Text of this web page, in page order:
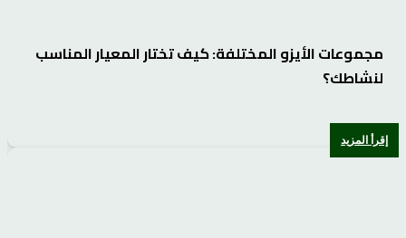
مجموعات الأيزو المختلفة: كيف تختار المعيار المناسب
لنشاطك؟
إقرأ المزيد